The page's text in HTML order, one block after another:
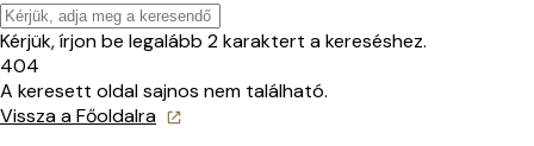
Kérjük, írjon be legalább 2 karaktert a kereséshez.
404
A keresett oldal sajnos nem található.
Vissza a Főoldalra